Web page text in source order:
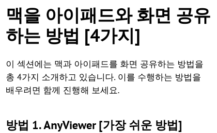
맥을 아이패드와 화면 공유
하는 방법 [4가지]
이 섹션에는 맥과 아이패드를 화면 공유하는 방법을
총 4가지 소개하고 있습니다. 이를 수행하는 방법을
배우려면 함께 진행해 보세요.
방법 1. AnyViewer [가장 쉬운 방법]